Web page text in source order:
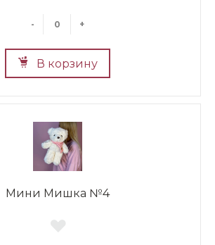
- +
В корзину
Мини Мишка №4